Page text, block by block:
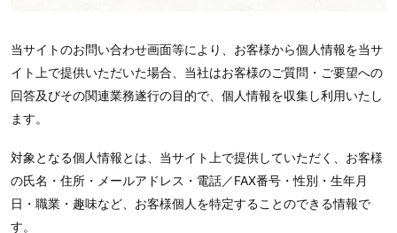
当サイトのお問い合わせ画面等により、お客様から個人情報を当サ
イト上で提供いただいた場合、当社はお客様のご質問・ご要望への
回答及びその関連業務遂行の目的で、個人情報を収集し利用いたし
ます。
対象となる個人情報とは、当サイト上で提供していただく、お客様
の氏名・住所・メールアドレス・電話／FAX番号・性別・生年月
日・職業・趣味など、お客様個人を特定することのできる情報で
す。